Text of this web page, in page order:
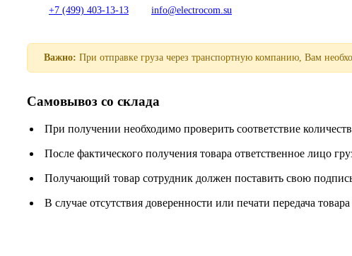
+7 (499) 403-13-13 info@electrocom.su
Важно: При отправке груза через транспортную компанию, Вам
Самовывоз со склада
При получении необходимо проверить соответствие
После фактического получения товара ответственное лицо
Получающий товар сотрудник должен поставить свою
В случае отсутствия доверенности или печати передача